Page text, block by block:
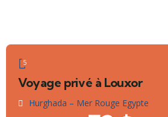
5
Voyage privé à Louxor
Hurghada – Mer Rouge Egypte